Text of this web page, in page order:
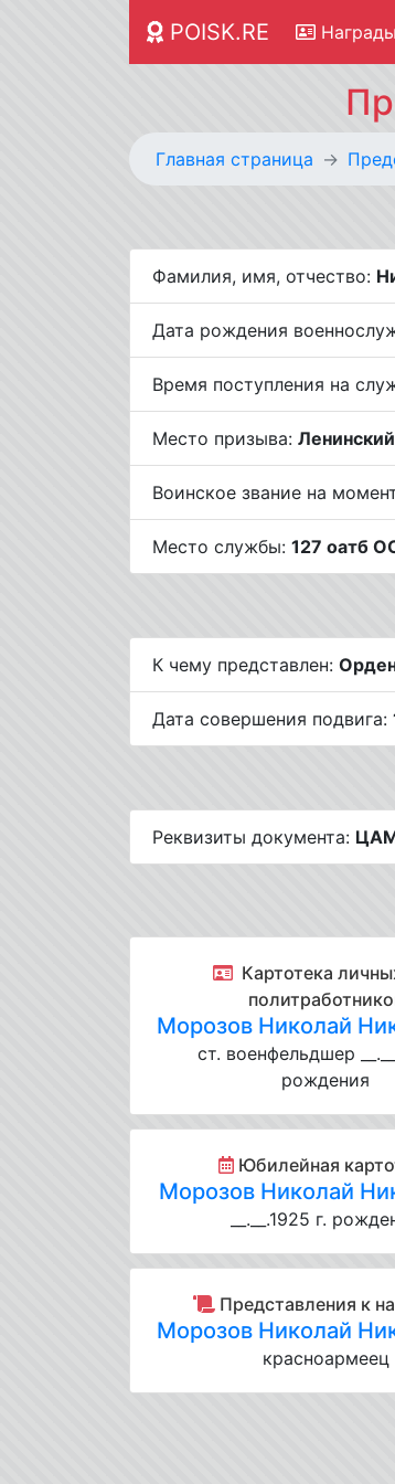
POISK.RE Награды
Главная страница
Фамилия, имя, отчество:
Дата рождения
Время поступления на
Место призыва:
Воинское звание на
Место службы: 127 оатб
К чему представлен:
Дата совершения подвига:
Реквизиты документа:
Картотека
Морозов Николай
ст. военфельдшер
рождения
Юбилейная
Морозов Николай
__.__.1925 г.
Представления к
Морозов Николай
красноармеец